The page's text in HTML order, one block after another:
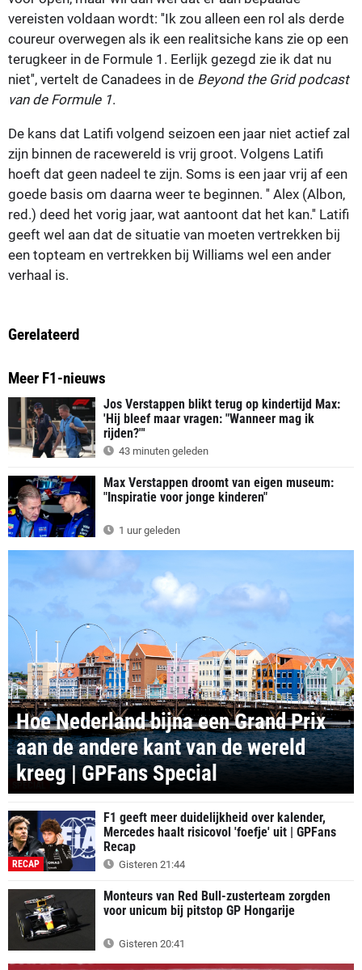
vereisten voldaan wordt: ''Ik zou alleen een rol als derde
coureur overwegen als ik een realitsiche kans zie op een
terugkeer in de Formule 1. Eerlijk gezegd zie ik dat nu
niet'', vertelt de Canadees in de Beyond the Grid podcast
van de Formule 1.
De kans dat Latifi volgend seizoen een jaar niet actief zal
zijn binnen de racewereld is vrij groot. Volgens Latifi
hoeft dat geen nadeel te zijn. Soms is een jaar vrij af een
goede basis om daarna weer te beginnen. '' Alex (Albon,
red.) deed het vorig jaar, wat aantoont dat het kan.'' Latifi
geeft wel aan dat de situatie van moeten vertrekken bij
een topteam en vertrekken bij Williams wel een ander
verhaal is.
Gerelateerd
Meer F1-nieuws
Jos Verstappen blikt terug op kindertijd Max:
'Hij bleef maar vragen: "Wanneer mag ik
rijden?"'
43 minuten geleden
Max Verstappen droomt van eigen museum:
"Inspiratie voor jonge kinderen"
1 uur geleden
Hoe Nederland bijna een Grand Prix
aan de andere kant van de wereld
kreeg | GPFans Special
RECAP
F1 geeft meer duidelijkheid over kalender,
Mercedes haalt risicovol 'foefje' uit | GPFans
Recap
Gisteren 21:44
Monteurs van Red Bull-zusterteam zorgden
voor unicum bij pitstop GP Hongarije
Gisteren 20:41